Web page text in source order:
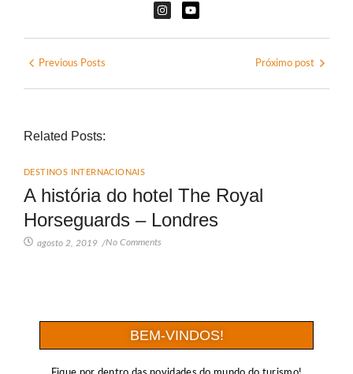
Previous Posts Próximo post
Related Posts:
DESTINOS INTERNACIONAIS
A história do hotel The Royal
Horseguards – Londres
agosto 2, 2019 /No Comments
BEM-VINDOS!